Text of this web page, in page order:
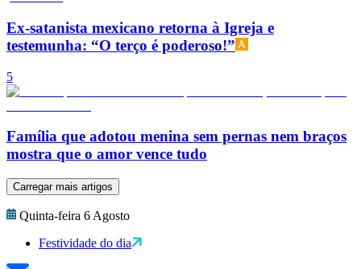
Ex-satanista mexicano retorna à Igreja e
testemunha: “O terço é poderoso!”
5
Família que adotou menina sem pernas nem braços
mostra que o amor vence tudo
Carregar mais artigos
Quinta-feira 6 Agosto
Festividade do dia